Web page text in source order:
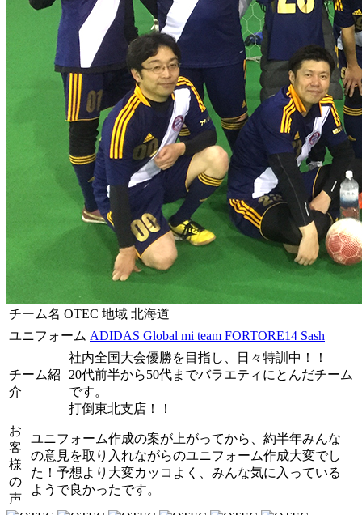
チーム名 OTEC 地域 北海道
ユニフォーム ADIDAS Global mi team FORTORE14 Sash
チーム紹
介
社内全国大会優勝を目指し、日々特訓中！！
20代前半から50代までバラエティにとんだチーム
です。
打倒東北支店！！
お
客
様
の
声
ユニフォーム作成の案が上がってから、約半年みんな
の意見を取り入れながらのユニフォーム作成大変でし
た！予想より大変カッコよく、みんな気に入っている
ようで良かったです。